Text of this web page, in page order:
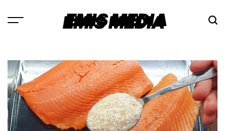
EMIS MEDIA